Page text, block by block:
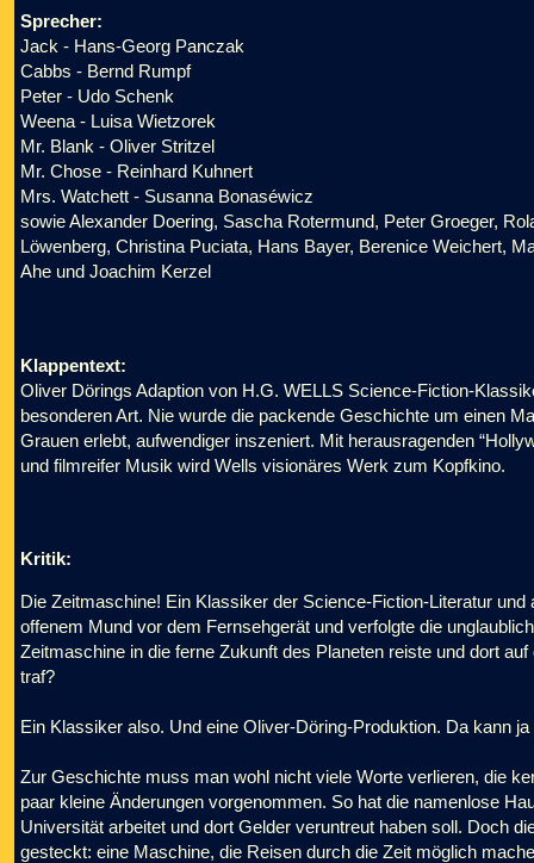
Sprecher:
Jack - Hans-Georg Panczak
Cabbs - Bernd Rumpf
Peter - Udo Schenk
Weena - Luisa Wietzorek
Mr. Blank - Oliver Stritzel
Mr. Chose - Reinhard Kuhnert
Mrs. Watchett - Susanna Bonaséwicz
sowie Alexander Doering, Sascha Rotermund, Peter Groeger,
Löwenberg, Christina Puciata, Hans Bayer, Berenice Weichert,
Ahe und Joachim Kerzel
Klappentext:
Oliver Dörings Adaption von H.G. WELLS Science-Fiction-
besonderen Art. Nie wurde die packende Geschichte um einen
Grauen erlebt, aufwendiger inszeniert. Mit herausragenden
und filmreifer Musik wird Wells visionäres Werk zum Kopfkino.
Kritik:
Die Zeitmaschine! Ein Klassiker der Science-Fiction-Literatur
offenem Mund vor dem Fernsehgerät und verfolgte die
Zeitmaschine in die ferne Zukunft des Planeten reiste und dort
traf?
Ein Klassiker also. Und eine Oliver-Döring-Produktion. Da kann
Zur Geschichte muss man wohl nicht viele Worte verlieren, die
paar kleine Änderungen vorgenommen. So hat die namenlose
Universität arbeitet und dort Gelder veruntreut haben soll. Doch
gesteckt: eine Maschine, die Reisen durch die Zeit möglich